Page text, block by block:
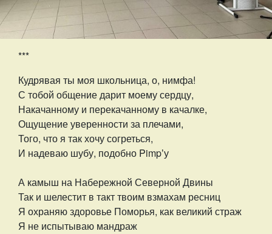
***
Кудрявая ты моя школьница, о, нимфа!
С тобой общение дарит моему сердцу,
Накачанному и перекачанному в качалке,
Ощущение уверенности за плечами,
Того, что я так хочу согреться,
И надеваю шубу, подобно Pimpʼу
А камыш на Набережной Северной Двины
Так и шелестит в такт твоим взмахам ресниц
Я охраняю здоровье Поморья, как великий страж
Я не испытываю мандраж